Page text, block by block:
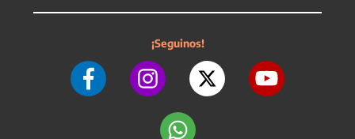
¡Seguinos!